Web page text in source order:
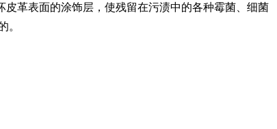
革表面的涂饰层，使残留在污渍中的各种霉菌、细菌
。